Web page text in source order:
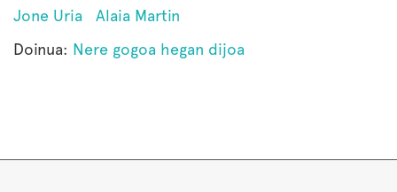
Jone Uria
Alaia Martin
Doinua: Nere gogoa hegan dijoa